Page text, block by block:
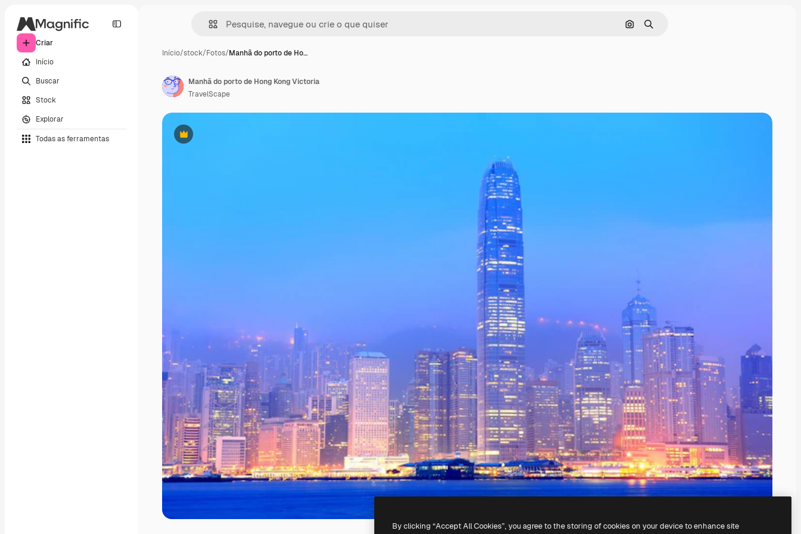
Criar
Início
Buscar
Stock
Explorar
Todas as ferramentas
Pesquisar por imagem
Buscar
Início/stock/Fotos/Manhã do porto de Ho…
Premium
Manhã do porto de Hong Kong Victoria
TravelScape
By clicking “Accept All Cookies”, you agree to the storing of cookies on your device to enhance site